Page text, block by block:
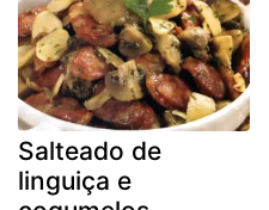
Salteado de
linguiça e